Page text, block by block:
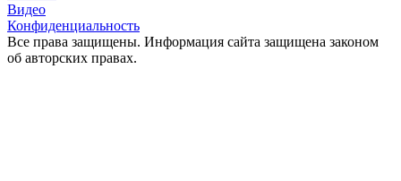
Видео
Конфиденциальность
Все права защищены. Информация сайта защищена законом
об авторских правах.